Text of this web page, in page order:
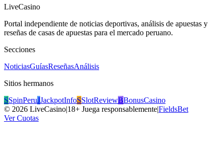
LiveCasino
Portal independiente de noticias deportivas, análisis de apuestas y
reseñas de casas de apuestas para el mercado peruano.
Secciones
NoticiasGuíasReseñasAnálisis
Sitios hermanos
SSpinPeruJJackpotInfoSSlotReviewBBonusCasino
© 2026 LiveCasino|18+ Juega responsablemente|FieldsBet
Ver Cuotas